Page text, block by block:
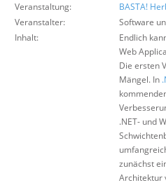
Veranstaltung:
BASTA!
Veranstalter:
Software
Inhalt:
Endlich
Web
Die ersten
Mängel. In
.NET- und
zunächst
Architektur